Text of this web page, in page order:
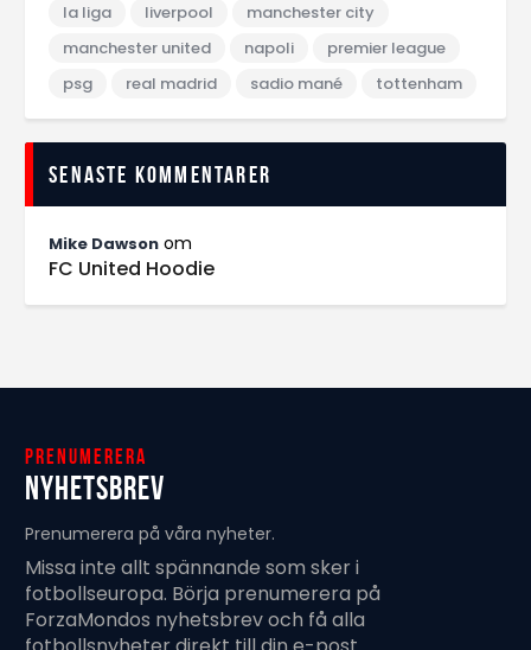
la liga
liverpool
manchester city
manchester united
napoli
premier league
psg
real madrid sadio mané tottenham
Senaste kommentarer
Mike Dawson om
FC United Hoodie
Prenumerera
Nyhetsbrev
Prenumerera på våra nyheter.
Missa inte allt spännande som sker i
fotbollseuropa. Börja prenumerera på
ForzaMondos nyhetsbrev och få alla